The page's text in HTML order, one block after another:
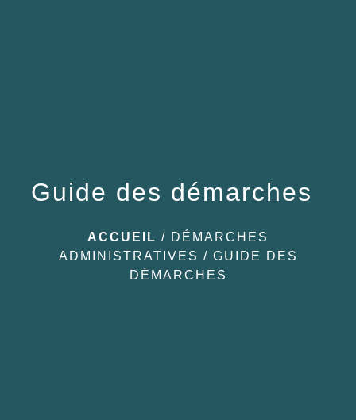
Guide des démarches
ACCUEIL / DÉMARCHES
ADMINISTRATIVES / GUIDE DES
DÉMARCHES